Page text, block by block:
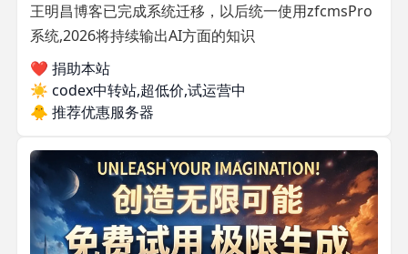
王明昌博客已完成系统迁移，以后统一使用zfcmsPro
系统,2026将持续输出AI方面的知识
❤️ 捐助本站
☀️ codex中转站,超低价,试运营中
🐥 推荐优惠服务器